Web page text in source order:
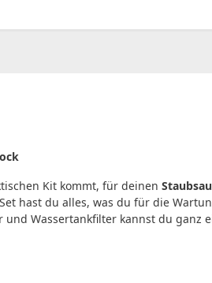
Kit kommt, für deinen
hast du alles, was du für die
und Wassertankfilter kannst du ganz